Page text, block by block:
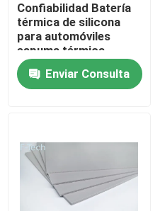
Confiabilidad Batería
térmica de silicona
para automóviles
espuma térmica
cumple con la
certificación UL94 V-0
Enviar Consulta